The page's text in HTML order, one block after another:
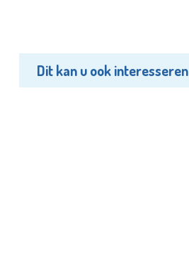
Dit kan u ook interesseren